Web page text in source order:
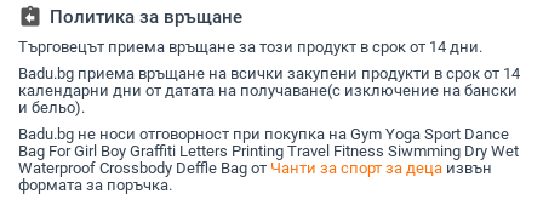
с шнур за момчета
Спорт на открито
Пътна чанта
Спортни аксесоари
чанти за пътуване
assignment_return Политика за връщане
Търговецът приема връщане за този продукт в срок от 14 дни.
Badu.bg приема връщане на всички закупени продукти в срок от 14
календарни дни от датата на получаване(с изключение на бански
и бельо).
Badu.bg не носи отговорност при покупка на Gym Yoga Sport Dance
Bag For Girl Boy Graffiti Letters Printing Travel Fitness Siwmming Dry Wet
Waterproof Crossbody Deffle Bag от Чанти за спорт за деца извън
формата за поръчка.